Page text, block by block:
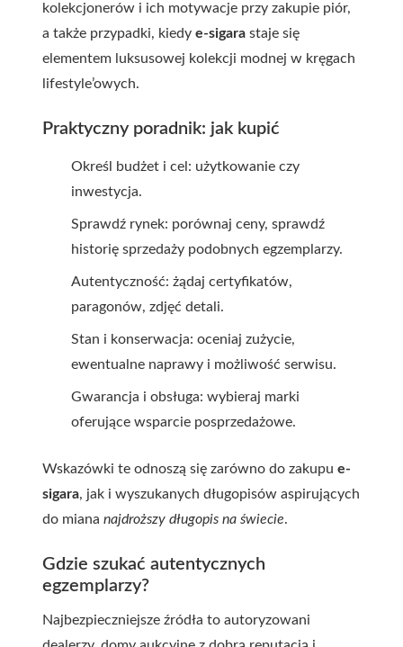
kolekcjonerów i ich motywacje przy zakupie piór,
a także przypadki, kiedy e-sigara staje się
elementem luksusowej kolekcji modnej w kręgach
lifestyle’owych.
Praktyczny poradnik: jak kupić
Określ budżet i cel: użytkowanie czy
inwestycja.
Sprawdź rynek: porównaj ceny, sprawdź
historię sprzedaży podobnych egzemplarzy.
Autentyczność: żądaj certyfikatów,
paragonów, zdjęć detali.
Stan i konserwacja: oceniaj zużycie,
ewentualne naprawy i możliwość serwisu.
Gwarancja i obsługa: wybieraj marki
oferujące wsparcie posprzedażowe.
Wskazówki te odnoszą się zarówno do zakupu e-
sigara, jak i wyszukanych długopisów aspirujących
do miana najdroższy długopis na świecie.
Gdzie szukać autentycznych
egzemplarzy?
Najbezpieczniejsze źródła to autoryzowani